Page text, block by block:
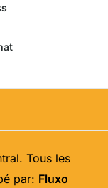
Tous les
par: Fluxo